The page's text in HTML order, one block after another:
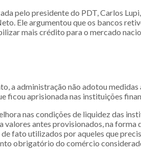
pelo presidente do PDT, Carlos
Ele argumentou que os bancos
mais crédito para o mercado
a administração não adotou
ficou aprisionada nas instituições
nas condições de liquidez das
valores antes provisionados, na
fato utilizados por aqueles que
obrigatório do comércio